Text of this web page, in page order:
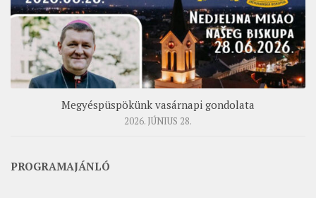
Megyéspüspökünk vasárnapi gondolata
2026. JÚNIUS 28.
PROGRAMAJÁNLÓ